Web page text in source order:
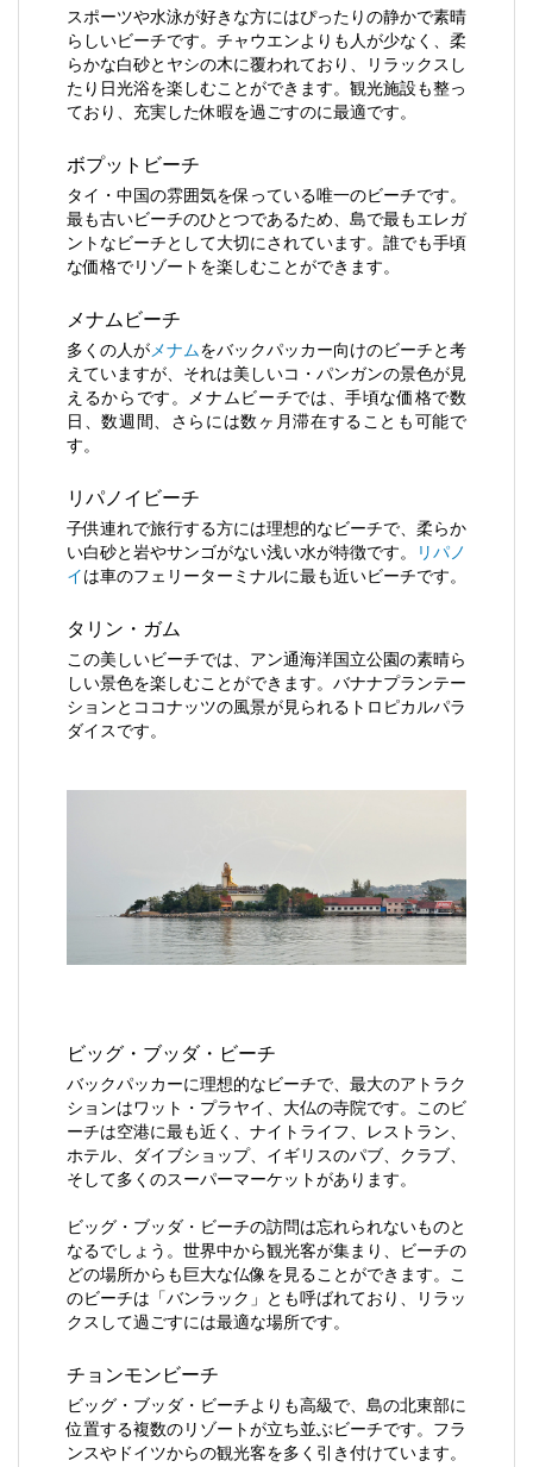
スポーツや水泳が好きな方にはぴったりの静かで素晴
らしいビーチです。チャウエンよりも人が少なく、柔
らかな白砂とヤシの木に覆われており、リラックスし
たり日光浴を楽しむことができます。観光施設も整っ
ており、充実した休暇を過ごすのに最適です。
ボプットビーチ
タイ・中国の雰囲気を保っている唯一のビーチです。
最も古いビーチのひとつであるため、島で最もエレガ
ントなビーチとして大切にされています。誰でも手頃
な価格でリゾートを楽しむことができます。
メナムビーチ
多くの人が メナムをバックパッカー向けのビーチと考
えていますが、それは美しいコ・パンガンの景色が見
えるからです。メナムビーチでは、手頃な価格で数
日、数週間、さらには数ヶ月滞在することも可能で
す。
リパノイビーチ
子供連れで旅行する方には理想的なビーチで、柔らか
い白砂と岩やサンゴがない浅い水が特徴です。
リパノ
イは車のフェリーターミナルに最も近いビーチです。
タリン・ガム
この美しいビーチでは、アン通海洋国立公園の素晴ら
しい景色を楽しむことができます。バナナプランテー
ションとココナッツの風景が見られるトロピカルパラ
ダイスです。
ビッグ・ブッダ・ビーチ
バックパッカーに理想的なビーチで、最大のアトラク
ションはワット・プラヤイ、大仏の寺院です。このビ
ーチは空港に最も近く、ナイトライフ、レストラン、
ホテル、ダイブショップ、イギリスのパブ、クラブ、
そして多くのスーパーマーケットがあります。
ビッグ・ブッダ・ビーチの訪問は忘れられないものと
なるでしょう。世界中から観光客が集まり、ビーチの
どの場所からも巨大な仏像を見ることができます。こ
のビーチは「バンラック」とも呼ばれており、リラッ
クスして過ごすには最適な場所です。
チョンモンビーチ
ビッグ・ブッダ・ビーチよりも高級で、島の北東部に
位置する複数のリゾートが立ち並ぶビーチです。フラ
ンスやドイツからの観光客を多く引き付けています。